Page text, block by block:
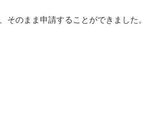
のまま申請することができました。